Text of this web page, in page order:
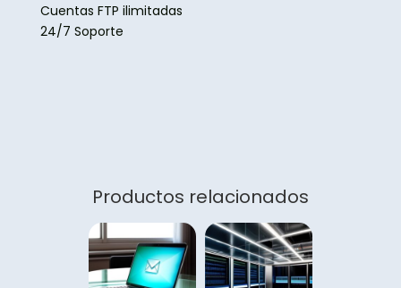
Cuentas FTP ilimitadas
24/7 Soporte
Productos relacionados